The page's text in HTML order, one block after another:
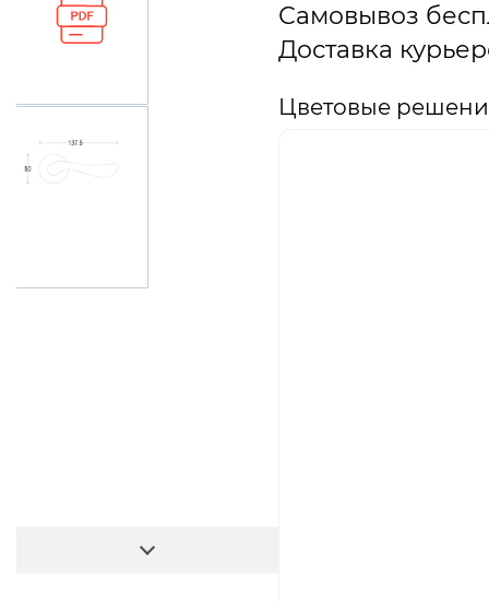
Самовывоз
Доставка
Цветовые